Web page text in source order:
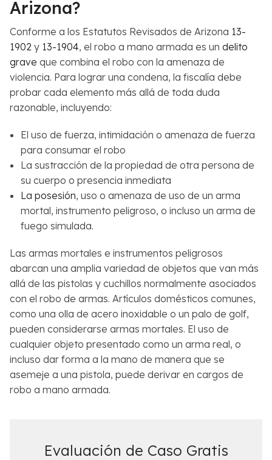
Arizona?
Conforme a los Estatutos Revisados de Arizona 13-
1902 y 13-1904, el robo a mano armada es un delito
grave que combina el robo con la amenaza de
violencia. Para lograr una condena, la fiscalía debe
probar cada elemento más allá de toda duda
razonable, incluyendo:
El uso de fuerza, intimidación o amenaza de fuerza
para consumar el robo
La sustracción de la propiedad de otra persona de
su cuerpo o presencia inmediata
La posesión, uso o amenaza de uso de un arma
mortal, instrumento peligroso, o incluso un arma de
fuego simulada.
Las armas mortales e instrumentos peligrosos
abarcan una amplia variedad de objetos que van más
allá de las pistolas y cuchillos normalmente asociados
con el robo de armas. Artículos domésticos comunes,
como una olla de acero inoxidable o un palo de golf,
pueden considerarse armas mortales. El uso de
cualquier objeto presentado como un arma real, o
incluso dar forma a la mano de manera que se
asemeje a una pistola, puede derivar en cargos de
robo a mano armada.
Evaluación de Caso Gratis